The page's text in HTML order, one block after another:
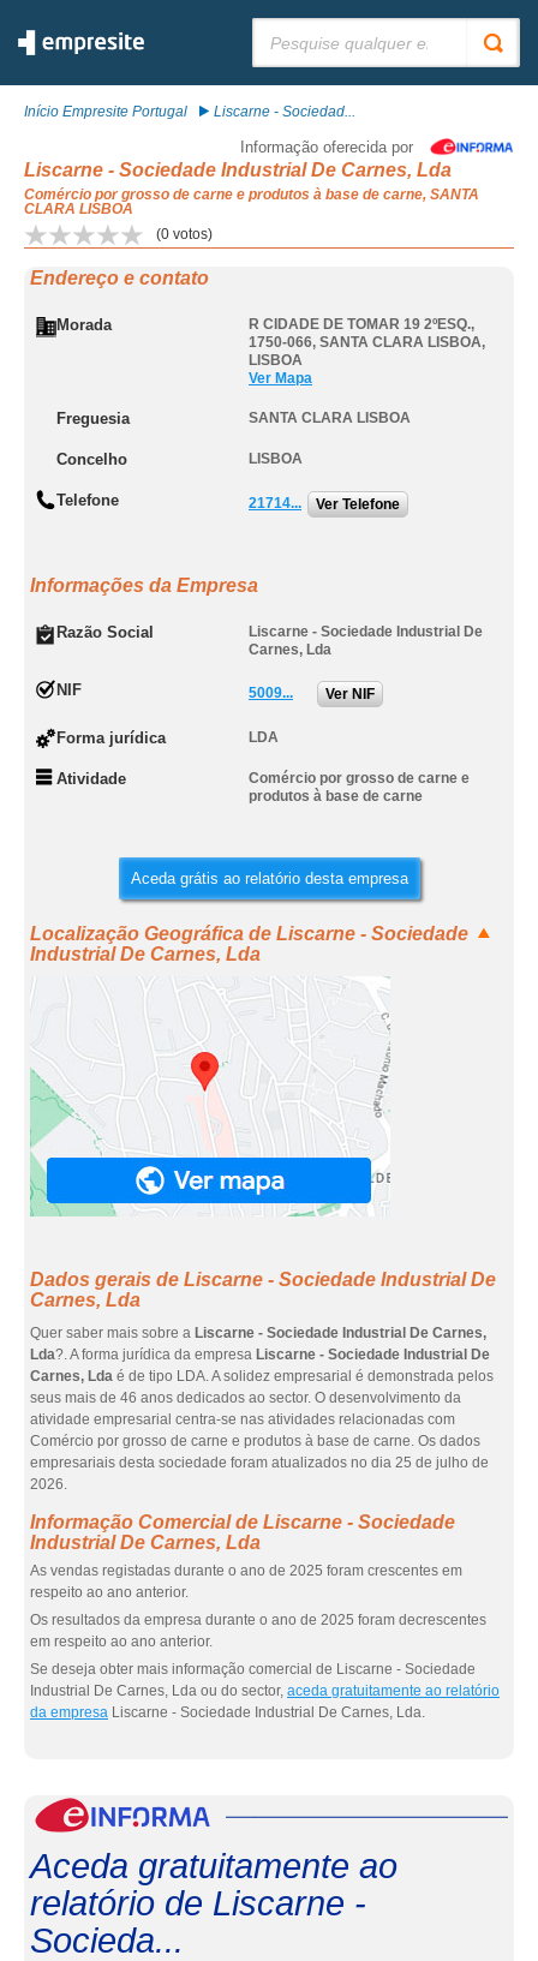
Início Empresite Portugal Liscarne - Sociedad...
Informação oferecida por
Liscarne - Sociedade Industrial De Carnes, Lda
Comércio por grosso de carne e produtos à base de carne, SANTA
CLARA LISBOA
(0 votos)
Endereço e contato
Morada
R CIDADE DE TOMAR 19 2ºESQ.,
1750-066, SANTA CLARA LISBOA,
LISBOA
Ver Mapa
Freguesia SANTA CLARA LISBOA
Concelho LISBOA
Telefone 21714... Ver Telefone
Informações da Empresa
Razão Social
Liscarne - Sociedade Industrial De
Carnes, Lda
NIF 5009... Ver NIF
Forma jurídica LDA
Atividade
Comércio por grosso de carne e
produtos à base de carne
Aceda grátis ao relatório desta empresa
Localização Geográfica de Liscarne - Sociedade
Industrial De Carnes, Lda
Dados gerais de Liscarne - Sociedade Industrial De
Carnes, Lda
Quer saber mais sobre a Liscarne - Sociedade Industrial De Carnes,
Lda?. A forma jurídica da empresa Liscarne - Sociedade Industrial De
Carnes, Lda é de tipo LDA. A solidez empresarial é demonstrada pelos
seus mais de 46 anos dedicados ao sector. O desenvolvimento da
atividade empresarial centra-se nas atividades relacionadas com
Comércio por grosso de carne e produtos à base de carne. Os dados
empresariais desta sociedade foram atualizados no dia 25 de julho de
2026.
Informação Comercial de Liscarne - Sociedade
Industrial De Carnes, Lda
As vendas registadas durante o ano de 2025 foram crescentes em
respeito ao ano anterior.
Os resultados da empresa durante o ano de 2025 foram decrescentes
em respeito ao ano anterior.
Se deseja obter mais informação comercial de Liscarne - Sociedade
Industrial De Carnes, Lda ou do sector, aceda gratuitamente ao relatório
da empresa Liscarne - Sociedade Industrial De Carnes, Lda.
Aceda gratuitamente ao
relatório de Liscarne -
Socieda...